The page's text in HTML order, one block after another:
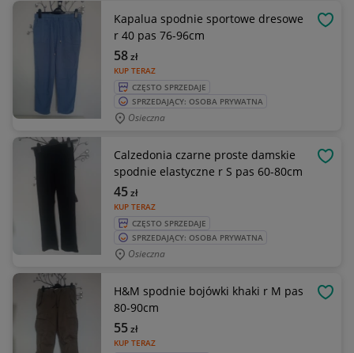
Kapalua spodnie sportowe dresowe
r 40 pas 76-96cm
KUP TERAZ
58zł
CZĘSTO SPRZEDAJE
SPRZEDAJĄCY: OSOBA PRYWATNA
Osieczna
Calzedonia czarne proste damskie
spodnie elastyczne r S pas 60-80cm
KUP TERAZ
45zł
CZĘSTO SPRZEDAJE
SPRZEDAJĄCY: OSOBA PRYWATNA
Osieczna
H&M spodnie bojówki khaki r M pas
80-90cm
KUP TERAZ
55zł